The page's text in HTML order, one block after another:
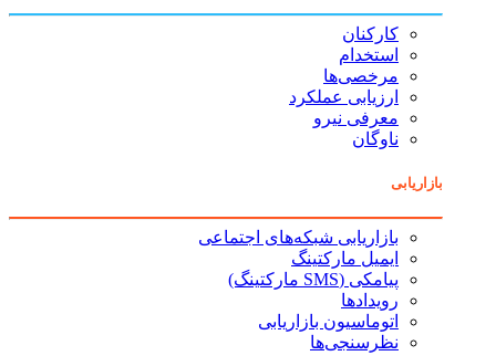
کارکنان
استخدام
مرخصی‌ها
ارزیابی عملکرد
معرفی نیرو
ناوگان
بازاریابی
بازاریابی شبکه‌های اجتماعی
ایمیل مارکتینگ
پیامکی (SMS مارکتینگ)
رویدادها
اتوماسیون بازاریابی
نظرسنجی‌ها